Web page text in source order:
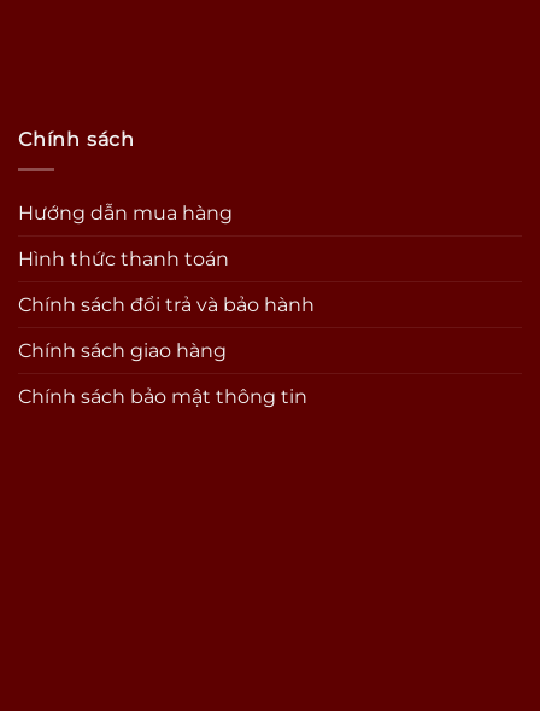
Chính sách
Hướng dẫn mua hàng
Hình thức thanh toán
Chính sách đổi trả và bảo hành
Chính sách giao hàng
Chính sách bảo mật thông tin